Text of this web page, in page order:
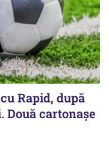
Rapid, după
Două cartonaşe